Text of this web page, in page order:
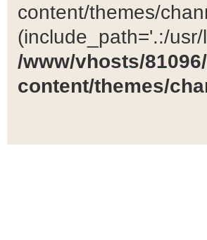
content/themes/
(include_path='.:/
/www/vhosts/
content/themes/